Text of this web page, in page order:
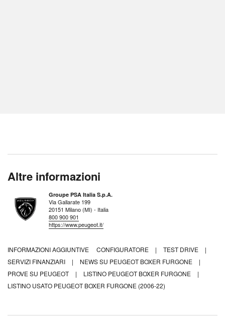
Altre informazioni
Groupe PSA Italia S.p.A.
Via Gallarate 199
20151 Milano (MI) - Italia
800 900 901
https://www.peugeot.it/
INFORMAZIONI AGGIUNTIVE CONFIGURATORE | TEST DRIVE
|
SERVIZI FINANZIARI
| NEWS SU PEUGEOT BOXER FURGONE
|
PROVE SU PEUGEOT
| LISTINO PEUGEOT BOXER FURGONE
|
LISTINO USATO PEUGEOT BOXER FURGONE (2006-22)